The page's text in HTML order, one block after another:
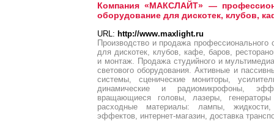
Компания «МАКСЛАЙТ» —
оборудование для дискотек, клубов,
URL: http://www.maxlight.ru
Производство и продажа профессионального
для дискотек, клубов, кафе, баров,
и монтаж. Продажа студийного и
светового оборудования. Активные и
системы, сценические мониторы,
динамические и радиомикрофоны,
вращающиеся головы, лазеры,
расходные материалы: лампы,
эффектов, интернет-магазин, доставка